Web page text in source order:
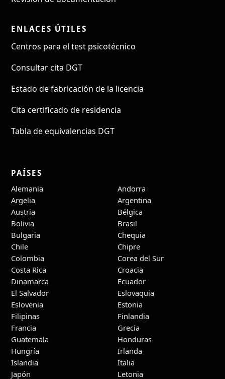
ENLACES ÚTILES
Centros para el test psicotécnico
Consultar cita DGT
Estado de fabricación de la licencia
Cita certificado de residencia
Tabla de equivalencias DGT
PAÍSES
Alemania
Andorra
Argelia
Argentina
Austria
Bélgica
Bolivia
Brasil
Bulgaria
Chequia
Chile
Chipre
Colombia
Corea del Sur
Costa Rica
Croacia
Dinamarca
Ecuador
El Salvador
Eslovaquia
Eslovenia
Estonia
Filipinas
Finlandia
Francia
Grecia
Guatemala
Honduras
Hungría
Irlanda
Islandia
Italia
Japón
Letonia